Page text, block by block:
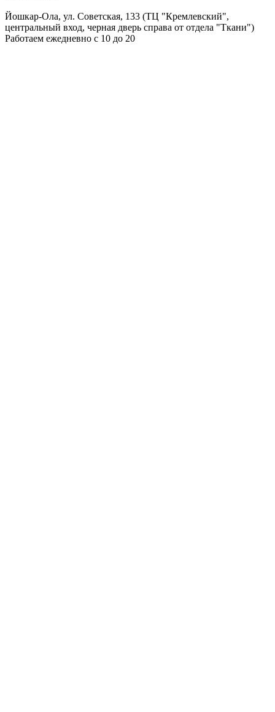
Йошкар-Ола, ул. Советская, 133 (ТЦ "Кремлевский",
центральный вход, черная дверь справа от отдела "Ткани")
Работаем ежедневно с 10 до 20